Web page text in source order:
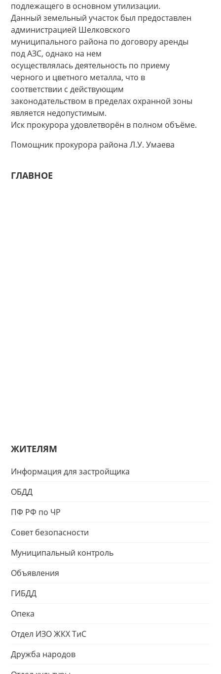
подлежащего в основном утилизации.
Данный земельный участок был предоставлен
администрацией Шелковского
муниципального района по договору аренды
под АЗС, однако на нем
осуществлялась деятельность по приему
черного и цветного металла, что в
соответствии с действующим
законодательством в пределах охранной зоны
является недопустимым.
Иск прокурора удовлетворён в полном объёме.
Помощник прокурора района Л.У. Умаева
ГЛАВНОЕ
ЖИТЕЛЯМ
Информация для застройщика
ОБДД
ПФ РФ по ЧР
Совет безопасности
Муниципальный контроль
Объявления
ГИБДД
Опека
Отдел ИЗО ЖКХ ТиС
Дружба народов